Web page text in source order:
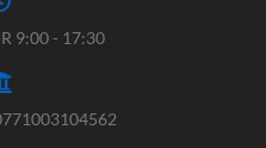
9:00 - 17:30